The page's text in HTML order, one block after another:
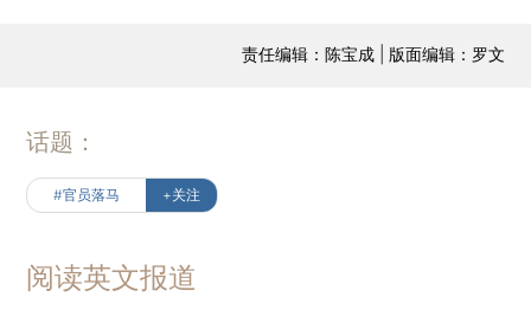
责任编辑：陈宝成 | 版面编辑：罗文
话题：
#官员落马 +关注
阅读英文报道